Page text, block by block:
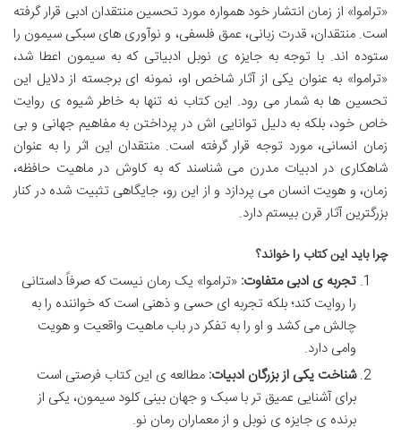
«تراموا» از زمان انتشار خود همواره مورد تحسین منتقدان ادبی قرار گرفته
است. منتقدان، قدرت زبانی، عمق فلسفی، و نوآوری های سبکی سیمون را
ستوده اند. با توجه به جایزه ی نوبل ادبیاتی که به سیمون اعطا شد،
«تراموا» به عنوان یکی از آثار شاخص او، نمونه ای برجسته از دلایل این
تحسین ها به شمار می رود. این کتاب نه تنها به خاطر شیوه ی روایت
خاص خود، بلکه به دلیل توانایی اش در پرداختن به مفاهیم جهانی و بی
زمان انسانی، مورد توجه قرار گرفته است. منتقدان این اثر را به عنوان
شاهکاری در ادبیات مدرن می شناسند که به کاوش در ماهیت حافظه،
زمان، و هویت انسان می پردازد و از این رو، جایگاهی تثبیت شده در کنار
بزرگترین آثار قرن بیستم دارد.
چرا باید این کتاب را خواند؟
تجربه ی ادبی متفاوت: «تراموا» یک رمان نیست که صرفاً داستانی
را روایت کند؛ بلکه تجربه ای حسی و ذهنی است که خواننده را به
چالش می کشد و او را به تفکر در باب ماهیت واقعیت و هویت
وامی دارد.
شناخت یکی از بزرگان ادبیات: مطالعه ی این کتاب فرصتی است
برای آشنایی عمیق تر با سبک و جهان بینی کلود سیمون، یکی از
برنده ی جایزه ی نوبل و از معماران رمان نو.